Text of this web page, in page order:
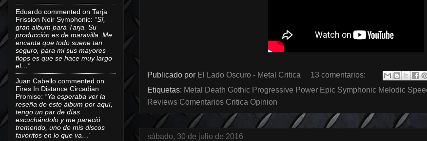
Publicado por El Lado Oscuro - Metal Critica
13 comentarios:
Etiquetas: Metal Death Gothic Progressive Power Epic Symphonic Melodic
Reviews Comentarios Critica Opinion
sábado, 30 de julio de 2016
Eduardo commented on Tarja
Frission Noir Symphonic: “Sí,
gran album para Tarja. Su
producción es de maravilla. Me
encanta que todo suene tan
seguro, para mi sus mayores
flops es que se hace muy largo
el…”
Juan Cabello commented on
Fires In Distance Circadian
Promise: “Ya esperaba ver la
reseña de este álbum por aquí,
tengo un par de días
escuchándolo y me pareció
tremendo, uno de mis discos
favoritos en lo que va…”